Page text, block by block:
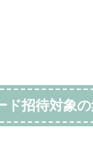
ド招待対象